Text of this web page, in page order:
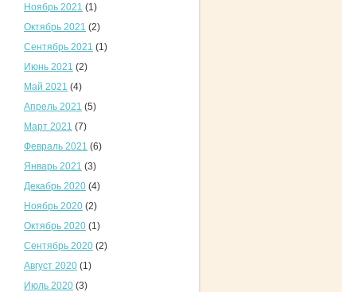
Ноябрь 2021 (1)
Октябрь 2021 (2)
Сентябрь 2021 (1)
Июнь 2021 (2)
Май 2021 (4)
Апрель 2021 (5)
Март 2021 (7)
Февраль 2021 (6)
Январь 2021 (3)
Декабрь 2020 (4)
Ноябрь 2020 (2)
Октябрь 2020 (1)
Сентябрь 2020 (2)
Август 2020 (1)
Июль 2020 (3)